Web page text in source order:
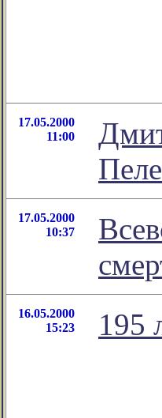
17.05.2000
11:00
17.05.2000
10:37
16.05.2000
15:23
195